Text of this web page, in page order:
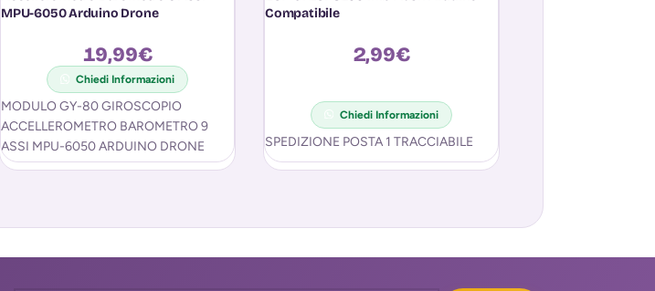
MPU-6050 Arduino Drone
19,99€
Chiedi Informazioni
MODULO GY-80 GIROSCOPIO
ACCELLEROMETRO BAROMETRO 9
ASSI MPU-6050 ARDUINO DRONE
Modulo arduino GY-80, 6 assi.
Compatibile
2,99€
Chiedi Informazioni
SPEDIZIONE POSTA 1 TRACCIABILE